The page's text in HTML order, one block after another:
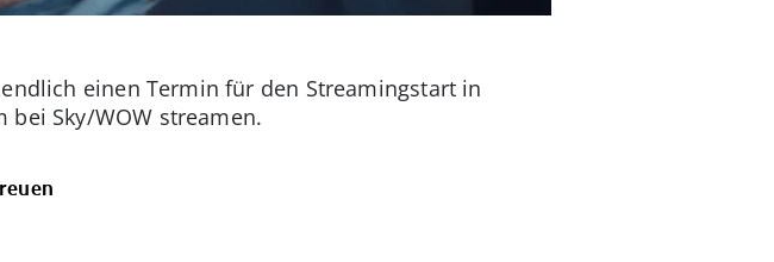
einen Termin für den Streamingstart in
Sky/WOW streamen.